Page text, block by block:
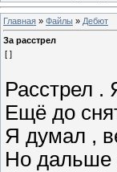
Главная » Файлы » Дебют
За расстрел
[ ]
Расстрел .
Ещё до
Я думал ,
Но дальше